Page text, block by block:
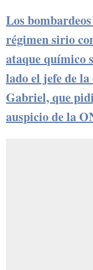
Los
régimen sirio
ataque químico
lado el jefe de
Gabriel, que
auspicio de la